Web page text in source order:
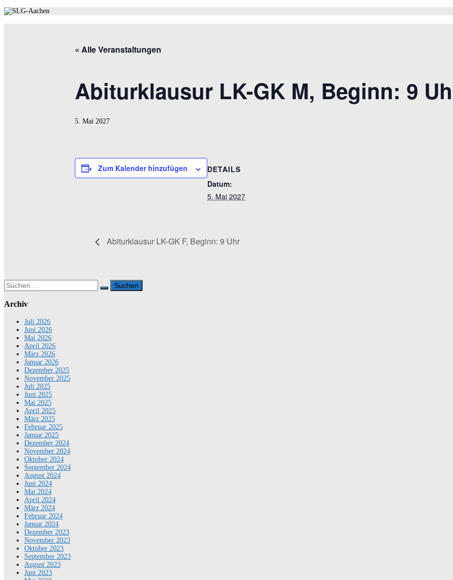
« Alle Veranstaltungen
Abiturklausur LK-GK M, Beginn: 9
5. Mai 2027
Zum Kalender hinzufügen
DETAILS
Datum:
5. Mai 2027
Abiturklausur LK-GK F, Beginn: 9 Uhr
Suchen
nach:
Archiv
Juli 2026
Juni 2026
Mai 2026
April 2026
März 2026
Januar 2026
Dezember 2025
November 2025
Juli 2025
Juni 2025
Mai 2025
April 2025
März 2025
Februar 2025
Januar 2025
Dezember 2024
November 2024
Oktober 2024
September 2024
August 2024
Juni 2024
Mai 2024
April 2024
März 2024
Februar 2024
Januar 2024
Dezember 2023
November 2023
Oktober 2023
September 2023
August 2023
Juni 2023